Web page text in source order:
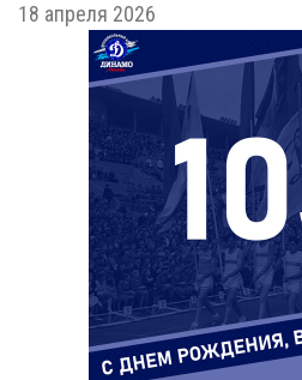
18 апреля 2026